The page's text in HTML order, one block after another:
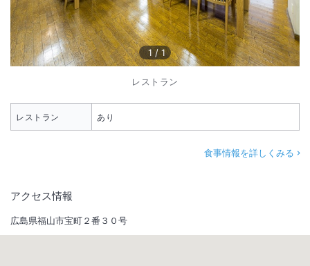
1 / 1
レストラン
レストラン あり
食事情報を詳しくみる
アクセス情報
広島県福山市宝町２番３０号